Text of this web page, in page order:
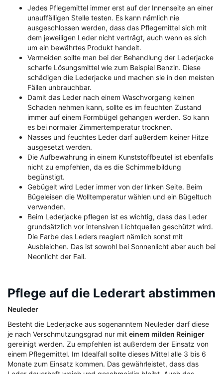
Jedes Pflegemittel immer erst auf der Innenseite an einer
unauffälligen Stelle testen. Es kann nämlich nie
ausgeschlossen werden, dass das Pflegemittel sich mit
dem jeweiligen Leder nicht verträgt, auch wenn es sich
um ein bewährtes Produkt handelt.
Vermeiden sollte man bei der Behandlung der Lederjacke
scharfe Lösungsmittel wie zum Beispiel Benzin. Diese
schädigen die Lederjacke und machen sie in den meisten
Fällen unbrauchbar.
Damit das Leder nach einem Waschvorgang keinen
Schaden nehmen kann, sollte es im feuchten Zustand
immer auf einem Formbügel gehangen werden. So kann
es bei normaler Zimmertemperatur trocknen.
Nasses und feuchtes Leder darf außerdem keiner Hitze
ausgesetzt werden.
Die Aufbewahrung in einem Kunststoffbeutel ist ebenfalls
nicht zu empfehlen, da es die Schimmelbildung
begünstigt.
Gebügelt wird Leder immer von der linken Seite. Beim
Bügeleisen die Wolltemperatur wählen und ein Bügeltuch
verwenden.
Beim Lederjacke pflegen ist es wichtig, dass das Leder
grundsätzlich vor intensiven Lichtquellen geschützt wird.
Die Farbe des Leders reagiert nämlich sonst mit
Ausbleichen. Das ist sowohl bei Sonnenlicht aber auch bei
Neonlicht der Fall.
Pflege auf die Lederart abstimmen
Neuleder
Besteht die Lederjacke aus sogenanntem Neuleder darf diese
je nach Verschmutzungsgrad nur mit einem milden Reiniger
gereinigt werden. Zu empfehlen ist außerdem der Einsatz von
einem Pflegemittel. Im Idealfall sollte dieses Mittel alle 3 bis 6
Monate zum Einsatz kommen. Das gewährleistet, dass das